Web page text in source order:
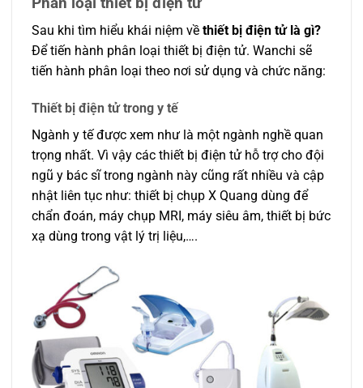
Sau khi tìm hiểu khái niệm về thiết bị điện tử là gì?
Để tiến hành phân loại thiết bị điện tử. Wanchi sẽ
tiến hành phân loại theo nơi sử dụng và chức năng:
Thiết bị điện tử trong y tế
Ngành y tế được xem như là một ngành nghề quan
trọng nhất. Vì vậy các thiết bị điện tử hỗ trợ cho đội
ngũ y bác sĩ trong ngành này cũng rất nhiều và cập
nhật liên tục như: thiết bị chụp X Quang dùng để
chẩn đoán, máy chụp MRI, máy siêu âm, thiết bị bức
xạ dùng trong vật lý trị liệu,….